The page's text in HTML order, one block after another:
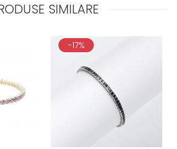
SIMILARE
-17%